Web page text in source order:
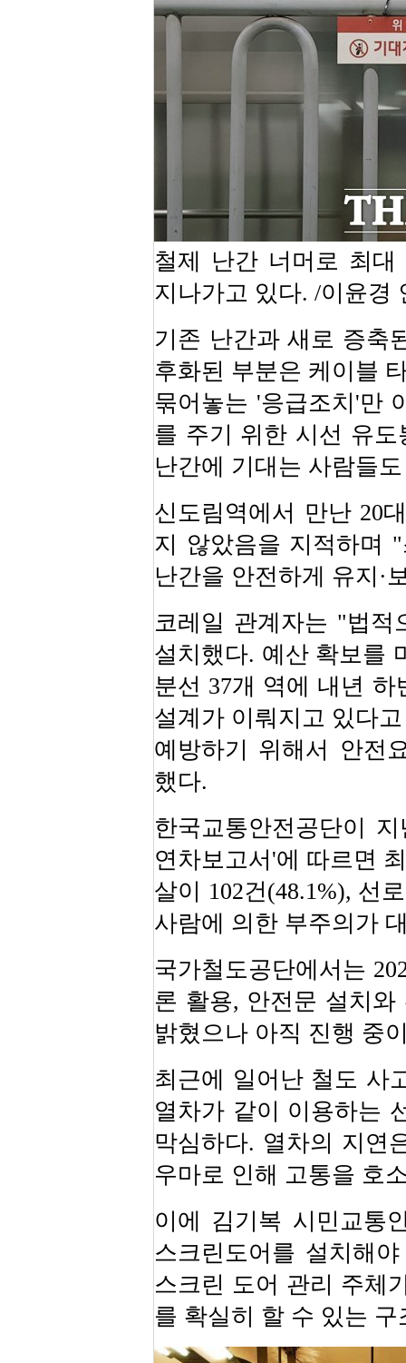
철제 난간 너머로 최
지나가고 있다. /이윤경
기존 난간과 새로 증축
후화된 부분은 케이블
묶어놓는 '응급조치'만
를 주기 위한 시선 유
난간에 기대는 사람들
신도림역에서 만난 20
지 않았음을 지적하며
난간을 안전하게 유지·
코레일 관계자는 "법적
설치했다. 예산 확보를
분선 37개 역에 내년
설계가 이뤄지고 있다
예방하기 위해서 안전
했다.
한국교통안전공단이
연차보고서'에 따르면
살이 102건(48.1%), 선
사람에 의한 부주의가
국가철도공단에서는
론 활용, 안전문 설치
밝혔으나 아직 진행 중
최근에 일어난 철도 사
열차가 같이 이용하는
막심하다. 열차의 지연
우마로 인해 고통을 호
이에 김기복 시민교통
스크린도어를 설치해
스크린 도어 관리 주체
를 확실히 할 수 있는